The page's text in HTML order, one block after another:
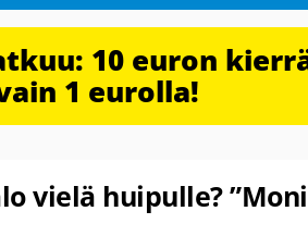
10 euron
1 eurolla!
vielä huipulle?